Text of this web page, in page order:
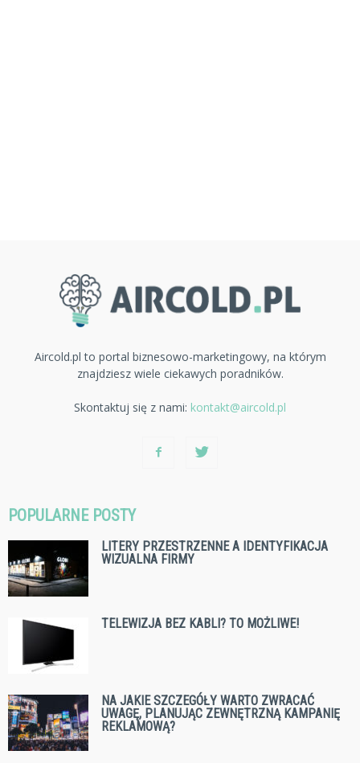
Aircold.pl to portal biznesowo-marketingowy, na którym
znajdziesz wiele ciekawych poradników.
Skontaktuj się z nami: kontakt@aircold.pl
POPULARNE POSTY
LITERY PRZESTRZENNE A IDENTYFIKACJA
WIZUALNA FIRMY
TELEWIZJA BEZ KABLI? TO MOŻLIWE!
NA JAKIE SZCZEGÓŁY WARTO ZWRACAĆ
UWAGĘ, PLANUJĄC ZEWNĘTRZNĄ KAMPANIĘ
REKLAMOWĄ?